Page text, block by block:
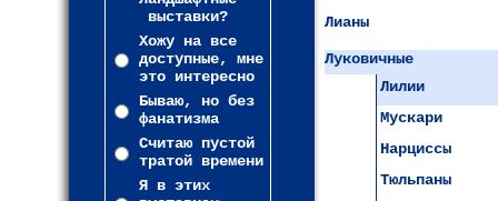
выставки?
Хожу на все
доступные, мне
это интересно
Бываю, но без
фанатизма
Считаю пустой
тратой времени
Я в этих
Лианы
Луковичные
Лилии
Мускари
Нарциссы
Тюльпаны